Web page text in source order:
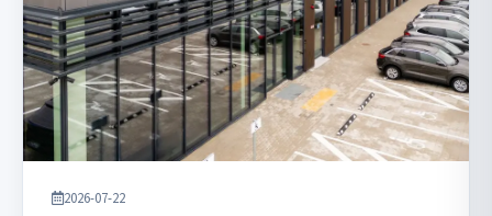
2026-07-22